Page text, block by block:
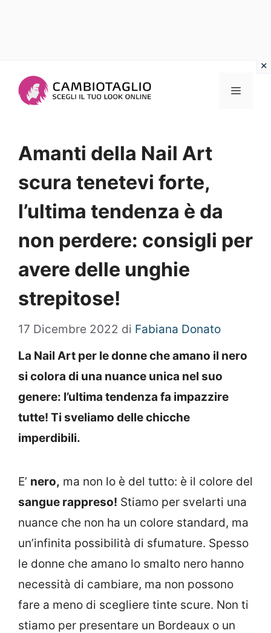
Menu
Amanti della Nail Art
scura tenetevi forte,
l’ultima tendenza è da
non perdere: consigli per
avere delle unghie
strepitose!
17 Dicembre 2022 di Fabiana Donato
La Nail Art per le donne che amano il nero
si colora di una nuance unica nel suo
genere: l’ultima tendenza fa impazzire
tutte! Ti sveliamo delle chicche
imperdibili.
E’ nero, ma non lo è del tutto: è il colore del
sangue rappreso! Stiamo per svelarti una
nuance che non ha un colore standard, ma
un’infinita possibilità di sfumature. Spesso
le donne che amano lo smalto nero hanno
necessità di cambiare, ma non possono
fare a meno di scegliere tinte scure. Non ti
stiamo per presentare un Bordeaux o un